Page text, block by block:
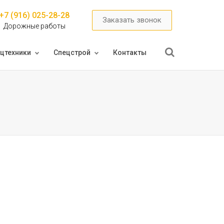
(916) 025-28-28
Дорожные работы
Заказать звонок
Спецстрой Контакты